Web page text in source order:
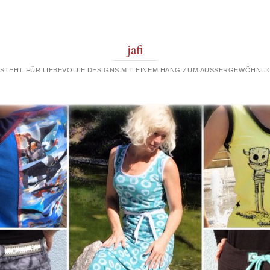
jafi
FÜR LIEBEVOLLE DESIGNS MIT EINEM HANG ZUM